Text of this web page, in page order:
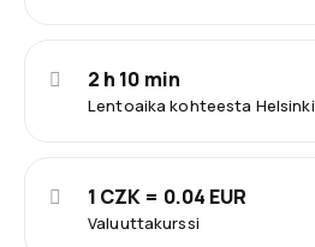
Lentoaika kohteesta Helsinki
2 h 10 min
Valuuttakurssi
1 CZK = 0.04 EUR